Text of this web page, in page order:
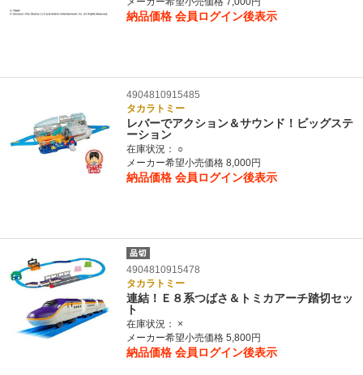
納品価格 会員ログイン後表示
4904810915485
タカラトミー
レバーでアクション＆サウンド！ビッグステ
ーション
在庫状況：
○
メーカー希望小売価格 8,000円
納品価格 会員ログイン後表示
4904810915478
タカラトミー
連結！Ｅ８系つばさ＆トミカアーチ踏切セッ
ト
在庫状況：
×
メーカー希望小売価格 5,800円
納品価格 会員ログイン後表示